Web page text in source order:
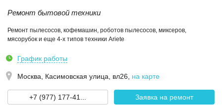
Ремонт бытовой техники
Ремонт пылесосов, кофемашин, роботов пылесосов, миксеров,
мясорубок и еще 4-х типов техники Ariete
График работы
Москва, Касимовская улица, вл26 на карте
+7 (977) 177-41... Заявка на ремонт